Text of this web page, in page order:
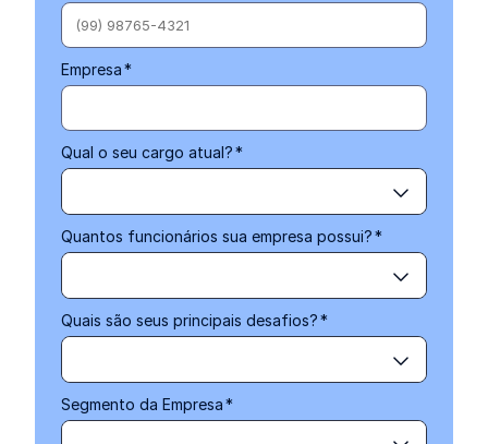
Empresa*
Qual o seu cargo atual?*
Quantos funcionários sua empresa possui?*
Quais são seus principais desafios?*
Segmento da Empresa*